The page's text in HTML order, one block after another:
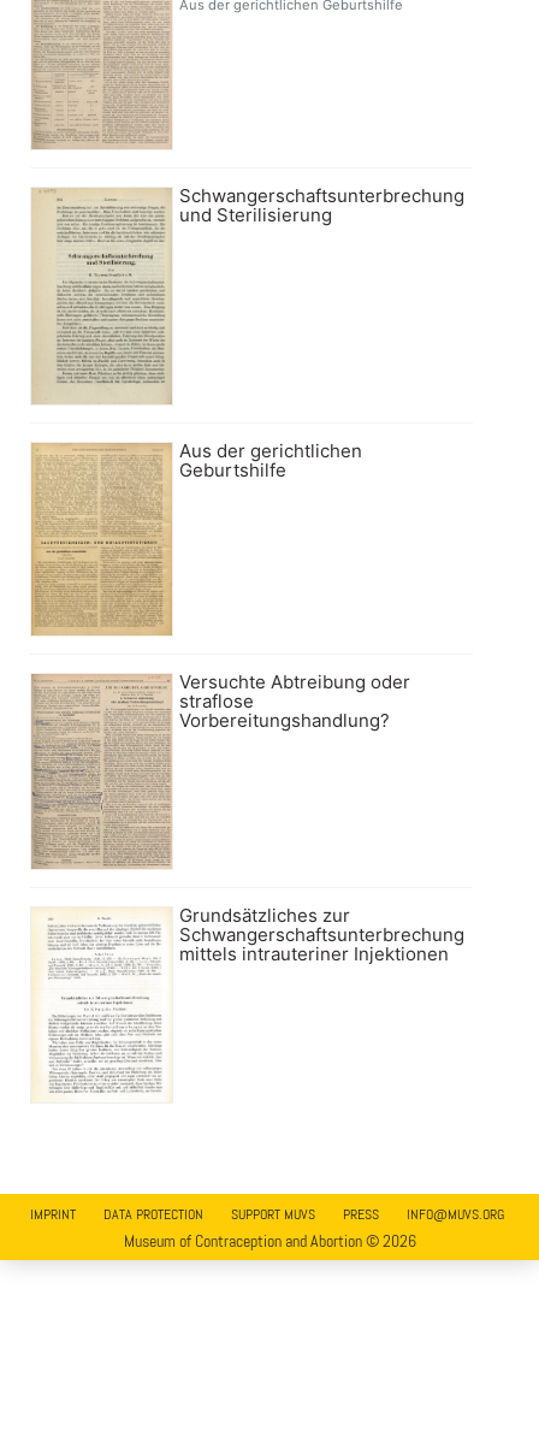
Aus der gerichtlichen Geburtshilfe
Schwangerschaftsunterbrechung
und Sterilisierung
Aus der gerichtlichen
Geburtshilfe
Versuchte Abtreibung oder
straflose
Vorbereitungshandlung?
Grundsätzliches zur
Schwangerschaftsunterbrechung
mittels intrauteriner Injektionen
IMPRINT DATA PROTECTION SUPPORT MUVS PRESS INFO@MUVS.ORG
Museum of Contraception and Abortion © 2026